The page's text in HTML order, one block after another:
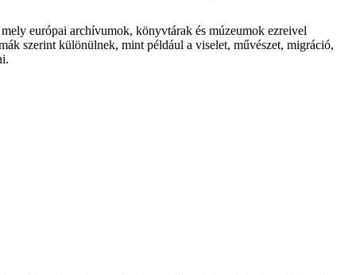
európai archívumok, könyvtárak és múzeumok ezreivel
szerint különülnek, mint például a viselet, művészet, migráció,